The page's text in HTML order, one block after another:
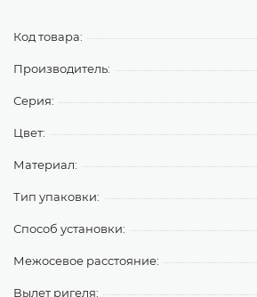
Код товара:
Производитель:
Серия:
Цвет:
Материал:
Тип упаковки:
Способ установки:
Межосевое расстояние:
Вылет ригеля: